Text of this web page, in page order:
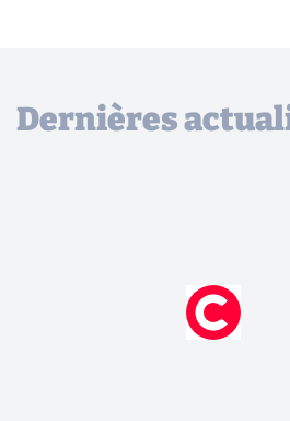
Dernières